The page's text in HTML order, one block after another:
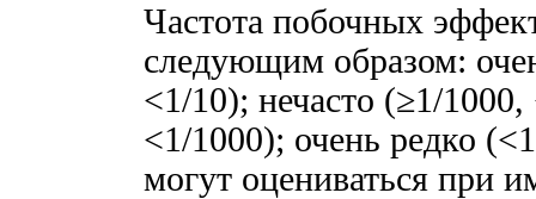
Частота побочных
следующим образом:
<1/10); нечасто (≥1/
<1/1000); очень редко
могут оцениваться при